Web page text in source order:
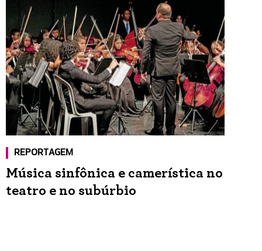
REPORTAGEM
Música sinfônica e camerística no
teatro e no subúrbio